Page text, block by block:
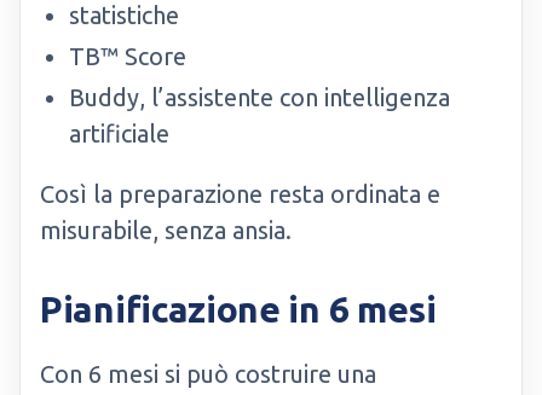
statistiche
TB™ Score
Buddy, l’assistente con intelligenza
artificiale
Così la preparazione resta ordinata e
misurabile, senza ansia.
Pianificazione in 6 mesi
Con 6 mesi si può costruire una